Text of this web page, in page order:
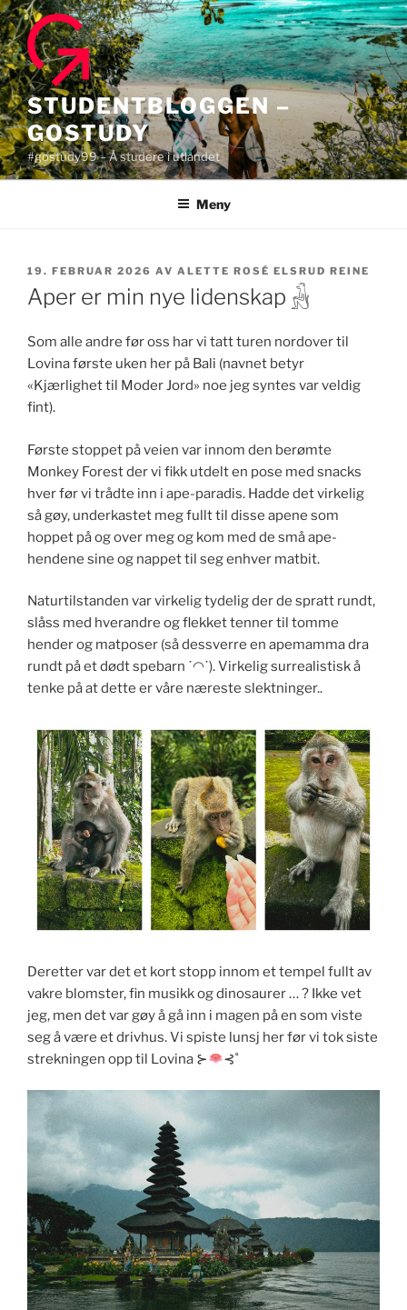
Gå
til
innhold
STUDENTBLOGGEN –
GOSTUDY
#gostudy99 – Å studere i utlandet
Meny
PUBLISERT
19. FEBRUAR 2026 AV ALETTE ROSÉ ELSRUD REINE
Aper er min nye lidenskap 𓃻
Som alle andre før oss har vi tatt turen nordover til
Lovina første uken her på Bali (navnet betyr
«Kjærlighet til Moder Jord» noe jeg syntes var veldig
fint).
Første stoppet på veien var innom den berømte
Monkey Forest der vi fikk utdelt en pose med snacks
hver før vi trådte inn i ape-paradis. Hadde det virkelig
så gøy, underkastet meg fullt til disse apene som
hoppet på og over meg og kom med de små ape-
hendene sine og nappet til seg enhver matbit.
Naturtilstanden var virkelig tydelig der de spratt rundt,
slåss med hverandre og flekket tenner til tomme
hender og matposer (så dessverre en apemamma dra
rundt på et dødt spebarn ˙◠˙). Virkelig surrealistisk å
tenke på at dette er våre næreste slektninger..
Deretter var det et kort stopp innom et tempel fullt av
vakre blomster, fin musikk og dinosaurer … ? Ikke vet
jeg, men det var gøy å gå inn i magen på en som viste
seg å være et drivhus. Vi spiste lunsj her før vi tok siste
strekningen opp til Lovina ⊱
⊰˚